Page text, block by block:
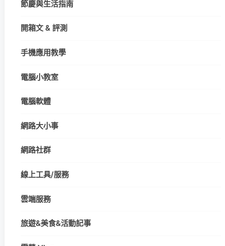
節慶與生活指南
開箱文 & 評測
手機應用教學
電腦小教室
電腦軟體
網路大小事
網路社群
線上工具/服務
雲端服務
旅遊&美食&活動記事